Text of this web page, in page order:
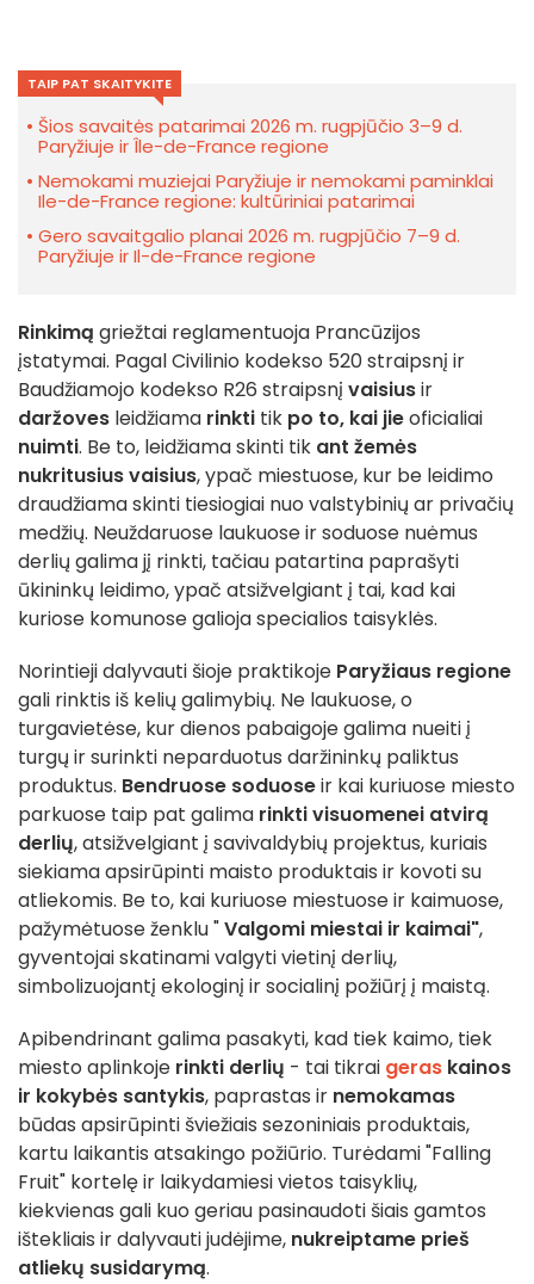
TAIP PAT SKAITYKITE
Šios savaitės patarimai 2026 m. rugpjūčio 3–9 d.
Paryžiuje ir Île-de-France regione
Nemokami muziejai Paryžiuje ir nemokami paminklai
Ile-de-France regione: kultūriniai patarimai
Gero savaitgalio planai 2026 m. rugpjūčio 7–9 d.
Paryžiuje ir Il-de-France regione
Rinkimą griežtai reglamentuoja Prancūzijos
įstatymai. Pagal Civilinio kodekso 520 straipsnį ir
Baudžiamojo kodekso R26 straipsnį vaisiusir
daržoves leidžiama rinkti tik po to, kai jieoficialiai
nuimti. Be to, leidžiama skinti tik ant žemės
nukritusius vaisius, ypač miestuose, kur be leidimo
draudžiama skinti tiesiogiai nuo valstybinių ar privačių
medžių. Neuždaruose laukuose ir soduose nuėmus
derlių galima jį rinkti, tačiau patartina paprašyti
ūkininkų leidimo, ypač atsižvelgiant į tai, kad kai
kuriose komunose galioja specialios taisyklės.
Norintieji dalyvauti šioje praktikoje Paryžiaus regione
gali rinktis iš kelių galimybių. Ne laukuose, o
turgavietėse, kur dienos pabaigoje galima nueiti į
turgų ir surinkti neparduotus daržininkų paliktus
produktus. Bendruose soduoseir kai kuriuose miesto
parkuose taip pat galima rinkti visuomenei atvirą
derlių, atsižvelgiant į savivaldybių projektus, kuriais
siekiama apsirūpinti maisto produktais ir kovoti su
atliekomis. Be to, kai kuriuose miestuose ir kaimuose,
pažymėtuose ženklu "Valgomi miestai ir kaimai",
gyventojai skatinami valgyti vietinį derlių,
simbolizuojantį ekologinį ir socialinį požiūrį į maistą.
Apibendrinant galima pasakyti, kad tiek kaimo, tiek
miesto aplinkoje rinkti derlių - tai tikrai geras kainos
ir kokybės santykis, paprastas ir nemokamas
būdas apsirūpinti šviežiais sezoniniais produktais,
kartu laikantis atsakingo požiūrio. Turėdami "Falling
Fruit" kortelę ir laikydamiesi vietos taisyklių,
kiekvienas gali kuo geriau pasinaudoti šiais gamtos
ištekliais ir dalyvauti judėjime, nukreiptame prieš
atliekų susidarymą.